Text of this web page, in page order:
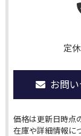
定
お問
価格は更新日時点
在庫や詳細情報に